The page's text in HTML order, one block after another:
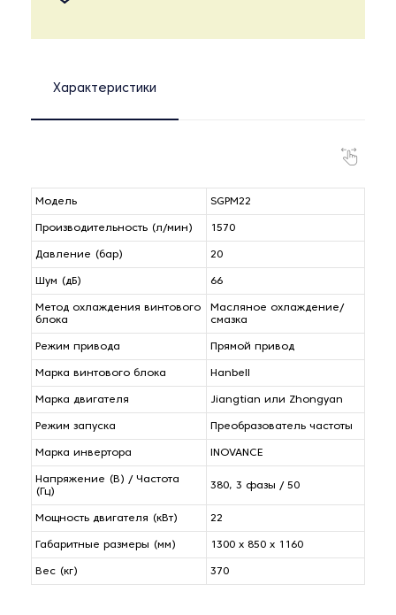
Характеристики
Модель SGPM22
Производительность (л/мин) 1570
Давление (бар) 20
Шум (дБ) 66
Метод охлаждения винтового
блока
Масляное охлаждение/
смазка
Режим привода Прямой привод
Марка винтового блока Hanbell
Марка двигателя Jiangtian или Zhongyan
Режим запуска Преобразователь частоты
Марка инвертора INOVANCE
Напряжение (В) / Частота
(Гц)
380, 3 фазы / 50
Мощность двигателя (кВт) 22
Габаритные размеры (мм) 1300 х 850 х 1160
Вес (кг) 370